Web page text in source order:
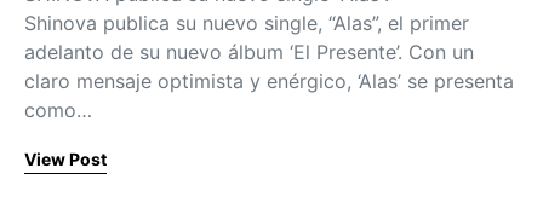
Shinova publica su nuevo single, “Alas”, el primer
adelanto de su nuevo álbum ‘El Presente’. Con un
claro mensaje optimista y enérgico, ‘Alas’ se presenta
como…
View Post